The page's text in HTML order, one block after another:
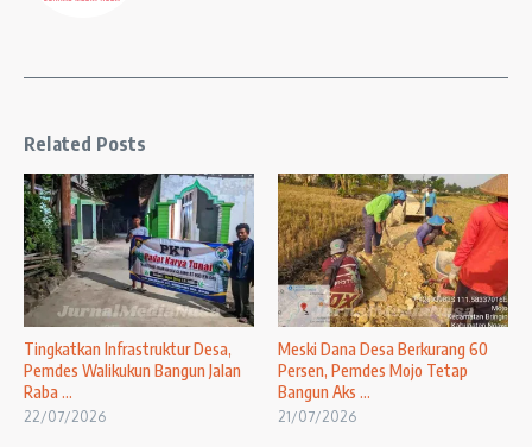
Related Posts
Tingkatkan Infrastruktur Desa,
Pemdes Walikukun Bangun Jalan
Raba ...
22/07/2026
Meski Dana Desa Berkurang 60
Persen, Pemdes Mojo Tetap
Bangun Aks ...
21/07/2026